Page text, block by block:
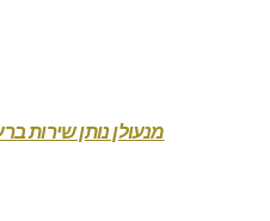
מנעולן נותן שירות